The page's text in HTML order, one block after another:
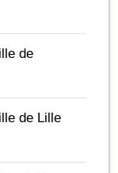
de
de Lille